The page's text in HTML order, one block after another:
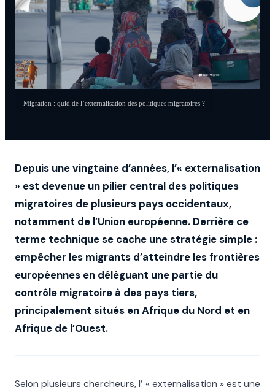
Migration : quid de l’externalisation des politiques migratoires ?
Depuis une vingtaine d’années, l’« externalisation
» est devenue un pilier central des politiques
migratoires de plusieurs pays occidentaux,
notamment de l’Union européenne. Derrière ce
terme technique se cache une stratégie simple :
empêcher les migrants d’atteindre les frontières
européennes en déléguant une partie du
contrôle migratoire à des pays tiers,
principalement situés en Afrique du Nord et en
Afrique de l’Ouest.
Selon plusieurs chercheurs, l’ « externalisation » est une